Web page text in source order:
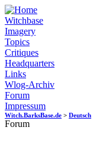
Witchbase
Imagery
Topics
Critiques
Headquarters
Links
Wlog-Archiv
Forum
Impressum
Witch.BarksBase.de > Deutsch
Forum